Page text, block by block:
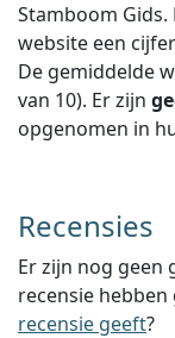
Stamboom Gids.
website een
De gemiddelde
van 10). Er zijn
opgenomen in
Recensies
Er zijn nog geen
recensie hebben
recensie geeft?